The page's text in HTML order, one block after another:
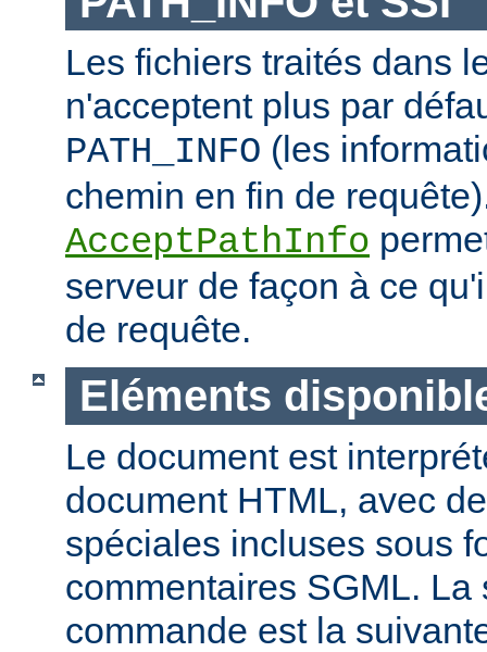
Les fichiers traités dans
n'acceptent plus par
PATH_INFO (les
chemin en fin de
AcceptPathInfo
serveur de façon à ce
de requête.
Eléments
Le document est
document HTML, avec
spéciales incluses sous
commentaires SGML. La
commande est la